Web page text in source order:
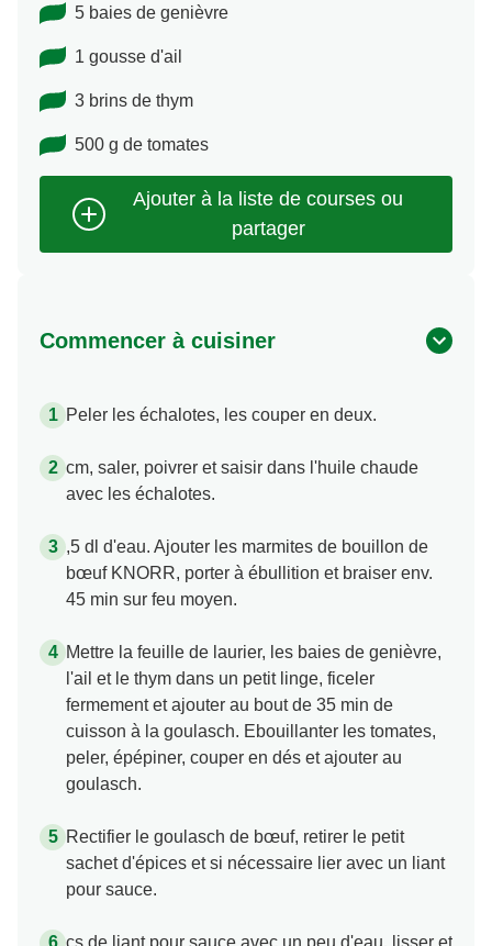
5 baies de genièvre
1 gousse d'ail
3 brins de thym
500 g de tomates
Commencer à cuisiner
Peler les échalotes, les couper en deux.
cm, saler, poivrer et saisir dans l'huile chaude
avec les échalotes.
,5 dl d'eau. Ajouter les marmites de bouillon de
bœuf KNORR, porter à ébullition et braiser env.
45 min sur feu moyen.
Mettre la feuille de laurier, les baies de genièvre,
l'ail et le thym dans un petit linge, ficeler
fermement et ajouter au bout de 35 min de
cuisson à la goulasch. Ebouillanter les tomates,
peler, épépiner, couper en dés et ajouter au
goulasch.
Rectifier le goulasch de bœuf, retirer le petit
sachet d'épices et si nécessaire lier avec un liant
pour sauce.
cs de liant pour sauce avec un peu d'eau, lisser et